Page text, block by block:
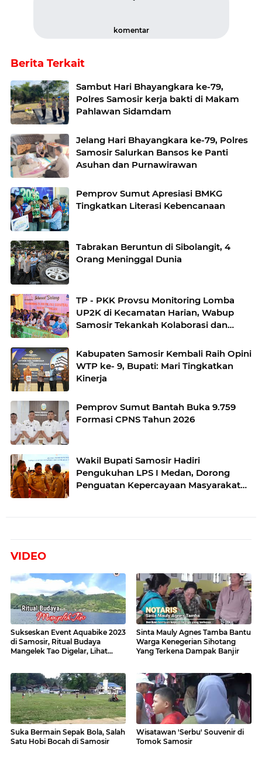
komentar
Berita Terkait
Sambut Hari Bhayangkara ke-79,
Polres Samosir kerja bakti di Makam
Pahlawan Sidamdam
Jelang Hari Bhayangkara ke-79, Polres
Samosir Salurkan Bansos ke Panti
Asuhan dan Purnawirawan
Pemprov Sumut Apresiasi BMKG
Tingkatkan Literasi Kebencanaan
Tabrakan Beruntun di Sibolangit, 4
Orang Meninggal Dunia
TP - PKK Provsu Monitoring Lomba
UP2K di Kecamatan Harian, Wabup
Samosir Tekankah Kolaborasi dan
Produk Unggulan UP2K PKK
Kabupaten Samosir Kembali Raih Opini
WTP ke- 9, Bupati: Mari Tingkatkan
Kinerja
Pemprov Sumut Bantah Buka 9.759
Formasi CPNS Tahun 2026
Wakil Bupati Samosir Hadiri
Pengukuhan LPS I Medan, Dorong
Penguatan Kepercayaan Masyarakat
VIDEO
Sukseskan Event Aquabike 2023
di Samosir, Ritual Budaya
Mangelek Tao Digelar, Lihat
Sinta Mauly Agnes Tamba Bantu
Warga Kenegerian Sihotang
Yang Terkena Dampak Banjir
Suka Bermain Sepak Bola, Salah
Satu Hobi Bocah di Samosir
Wisatawan 'Serbu' Souvenir di
Tomok Samosir